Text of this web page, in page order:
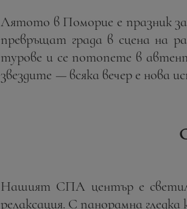
Лятото в Поморие е празник
превръщат града в сцена на
турове и се потопете в
звездите — всяка вечер е нова
Нашият СПА център е
релаксация. С панорамна